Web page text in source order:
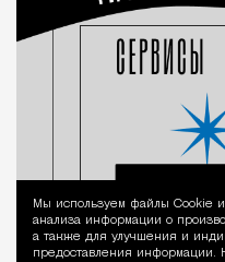
Мы используем файлы Сookie
анализа информации о
а также для улучшения и
предоставления информации.